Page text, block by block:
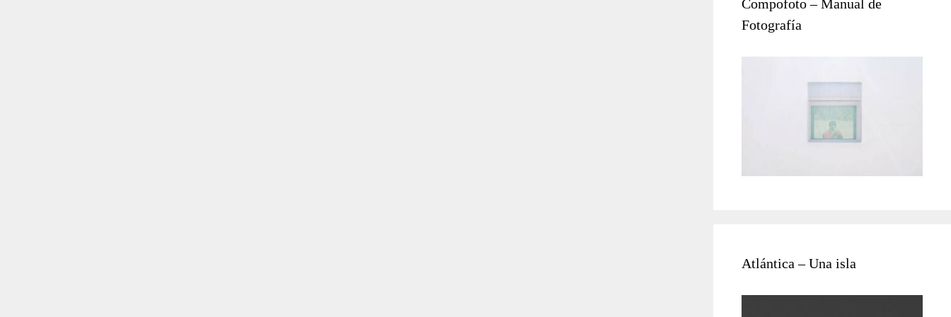
Compofoto – Manual de
Fotografía
Atlántica – Una isla